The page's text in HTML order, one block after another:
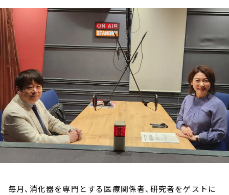
トピックス
TBS Podcast
お知らせ
イベント・グッズ
YouTube
会社情報
毎月、消化器を専門とする医療関係者、研究者をゲストに